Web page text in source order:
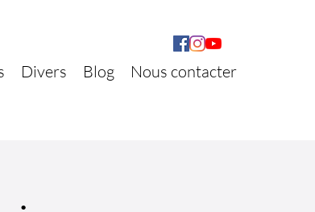
Divers Blog Nous contacter